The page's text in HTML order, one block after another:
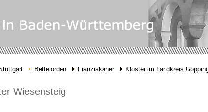
Bettelorden Franziskaner Klöster im Landkreis
Wiesensteig